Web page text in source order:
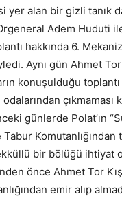
yer alan bir gizli tanık
Adem Huduti
hakkında 6.
Aynı gün Ahmet
konuşulduğu
odalarından
günlerde Polat’ın
Tabur
bir bölüğü ihtiyat
önce Ahmet Tor
emir alıp